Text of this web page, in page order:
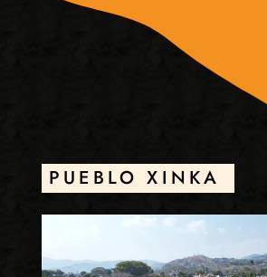
PUEBLO XINKA